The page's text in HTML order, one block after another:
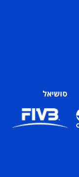
סושיאל